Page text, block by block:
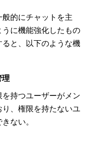
的にチャットを主
に機能強化したもの
と、以下のような機
理
持つユーザーがメン
、権限を持たないユ
ない。